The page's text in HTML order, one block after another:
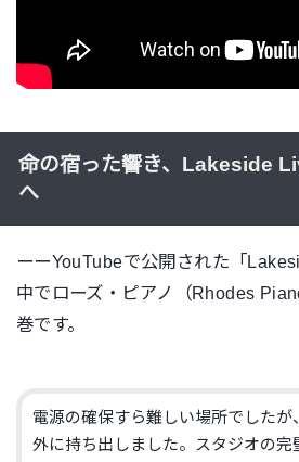
命の宿った響き、Lakeside
へ
ーーYouTubeで公開された「
中でローズ・ピアノ（Rhodes
巻です。
電源の確保すら難しい場所でしたが
外に持ち出しました。スタジオの完